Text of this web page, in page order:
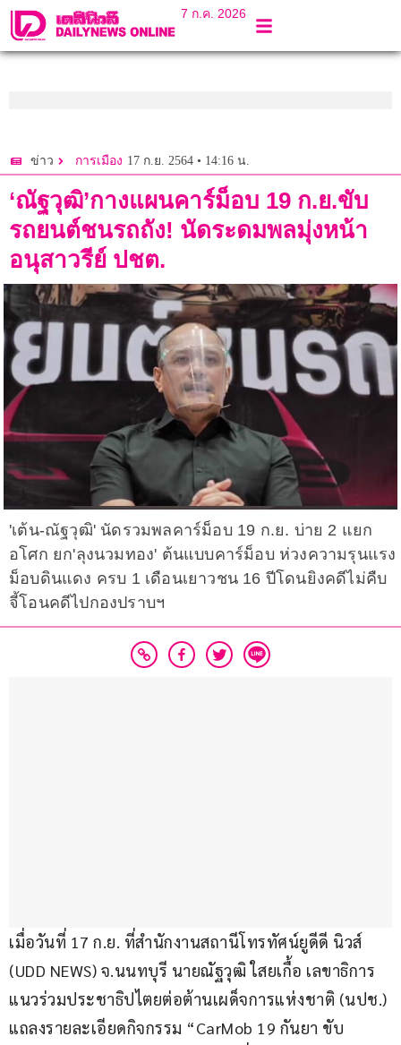
7 ก.ค. 2026
ข่าว การเมือง 17 ก.ย. 2564 • 14:16 น.
‘ณัฐวุฒิ’กางแผนคาร์ม็อบ 19 ก.ย.ขับ
รถยนต์ชนรถถัง! นัดระดมพลมุ่งหน้า
อนุสาวรีย์ ปชต.
'เต้น-ณัฐวุฒิ' นัดรวมพลคาร์ม็อบ 19 ก.ย. บ่าย 2 แยก
อโศก ยก'ลุงนวมทอง' ต้นแบบคาร์ม็อบ ห่วงความรุนแรง
ม็อบดินแดง ครบ 1 เดือนเยาวชน 16 ปีโดนยิงคดีไม่คืบ
จี้โอนคดีไปกองปราบฯ
เมื่อวันที่ 17 ก.ย. ที่สำนักงานสถานีโทรทัศน์ยูดีดี นิวส์
(UDD NEWS) จ.นนทบุรี นายณัฐวุฒิ ใสยเกื้อ เลขาธิการ
แนวร่วมประชาธิปไตยต่อต้านเผด็จการแห่งชาติ (นปช.)
แถลงรายละเอียดกิจกรรม “CarMob 19 กันยา ขับ